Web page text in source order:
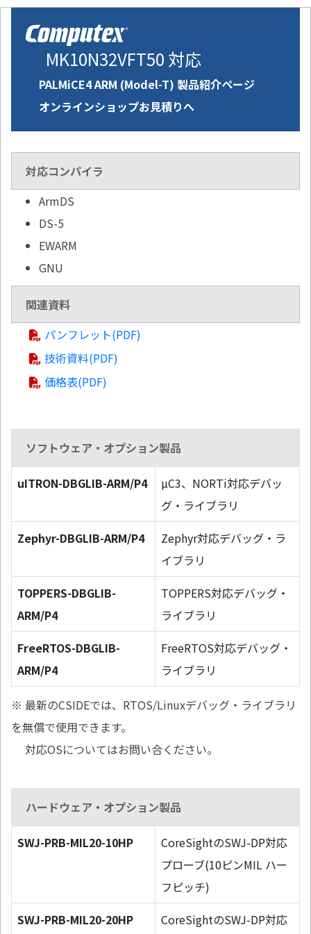
MK10N32VFT50 対応
PALMiCE4 ARM (Model-T) 製品紹介ページ
オンラインショップお見積りへ
対応コンパイラ
ArmDS
DS-5
EWARM
GNU
関連資料
パンフレット(PDF)
技術資料(PDF)
価格表(PDF)
ソフトウェア・オプション製品
uITRON-DBGLIB-ARM/P4
µC3、NORTi対応デバッ
グ・ライブラリ
Zephyr-DBGLIB-ARM/P4
Zephyr対応デバッグ・ラ
イブラリ
TOPPERS-DBGLIB-
ARM/P4
TOPPERS対応デバッグ・
ライブラリ
FreeRTOS-DBGLIB-
ARM/P4
FreeRTOS対応デバッグ・
ライブラリ
※ 最新のCSIDEでは、RTOS/Linuxデバッグ・ライブラリ
を無償で使用できます。
対応OSについてはお問い合ください。
ハードウェア・オプション製品
SWJ-PRB-MIL20-10HP
CoreSightのSWJ-DP対応
プローブ(10ピンMIL ハー
フピッチ)
SWJ-PRB-MIL20-20HP
CoreSightのSWJ-DP対応